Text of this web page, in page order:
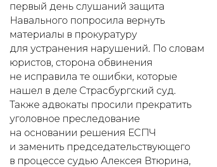
первый день слушаний защита
Навального попросила вернуть
материалы в прокуратуру
для устранения нарушений. По словам
юристов, сторона обвинения
не исправила те ошибки, которые
нашел в деле Страсбургский суд.
Также адвокаты просили прекратить
уголовное преследование
на основании решения ЕСПЧ
и заменить председательствующего
в процессе судью Алексея Втюрина,